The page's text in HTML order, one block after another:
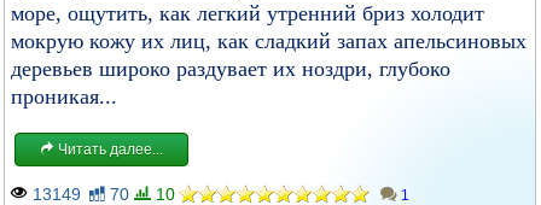
море, ощутить, как легкий утренний бриз холодит
мокрую кожу их лиц, как сладкий запах апельсиновых
деревьев широко раздувает их ноздри, глубоко
проникая...
Читать далее...
13149 70 10 1